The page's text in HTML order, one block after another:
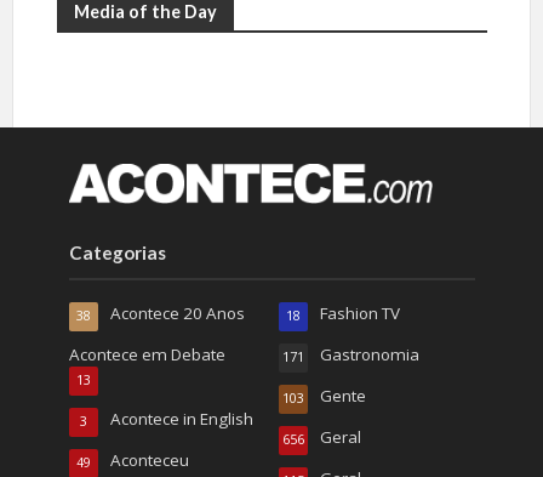
Media of the Day
Categorias
Acontece 20 Anos
38
Acontece em Debate
13
Acontece in English
3
Aconteceu
49
Fashion TV
18
Gastronomia
171
Gente
103
Geral
656